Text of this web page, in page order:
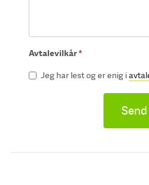
Avtalevilkår*
Jeg har lest og er enig i
Send